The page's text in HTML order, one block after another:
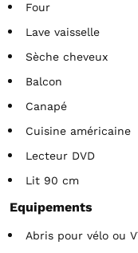
Four
Lave vaisselle
Sèche cheveux
Balcon
Canapé
Cuisine américaine
Lecteur DVD
Lit 90 cm
Equipements
Abris pour vélo ou